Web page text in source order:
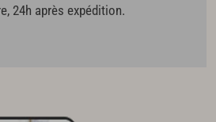
24h après expédition.